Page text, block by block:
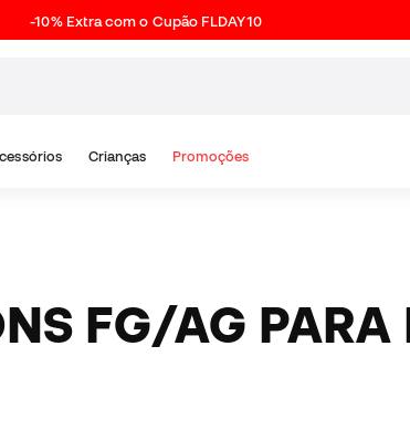
-10% Extra com o Cupão FLDAY10
Crianças Promoções